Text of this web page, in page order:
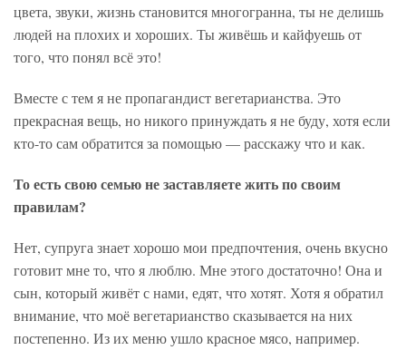
цвета, звуки, жизнь становится многогранна, ты не делишь
людей на плохих и хороших. Ты живёшь и кайфуешь от
того, что понял всё это!
Вместе с тем я не пропагандист вегетарианства. Это
прекрасная вещь, но никого принуждать я не буду, хотя если
кто-то сам обратится за помощью — расскажу что и как.
То есть свою семью не заставляете жить по своим
правилам?
Нет, супруга знает хорошо мои предпочтения, очень вкусно
готовит мне то, что я люблю. Мне этого достаточно! Она и
сын, который живёт с нами, едят, что хотят. Хотя я обратил
внимание, что моё вегетарианство сказывается на них
постепенно. Из их меню ушло красное мясо, например.